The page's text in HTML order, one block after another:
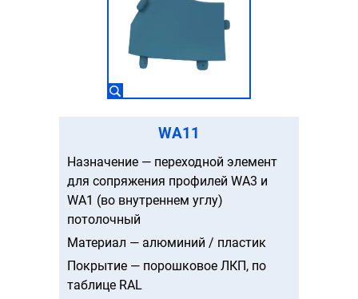
WA11
Назначение — переходной элемент
для сопряжения профилей WA3 и
WA1 (во внутреннем углу)
потолочный
Материал — алюминий / пластик
Покрытие — порошковое ЛКП, по
таблице RAL